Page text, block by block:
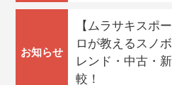
中に帰着するプランです。朝
日19：00まで申込可能です。
夜発バス（宿泊）
夜出発するバスに乗って、早
お知らせ
【ムラサキスポ
ロが教えるスノ
レンド・中古・
較！